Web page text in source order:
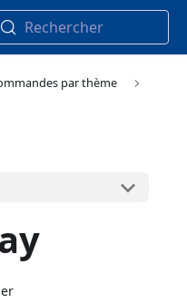
Rechercher
par thème